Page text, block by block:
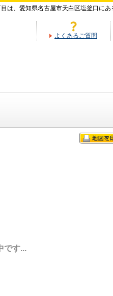
は、愛知県名古屋市天白区塩釜口にあ
よくあるご質問
です...